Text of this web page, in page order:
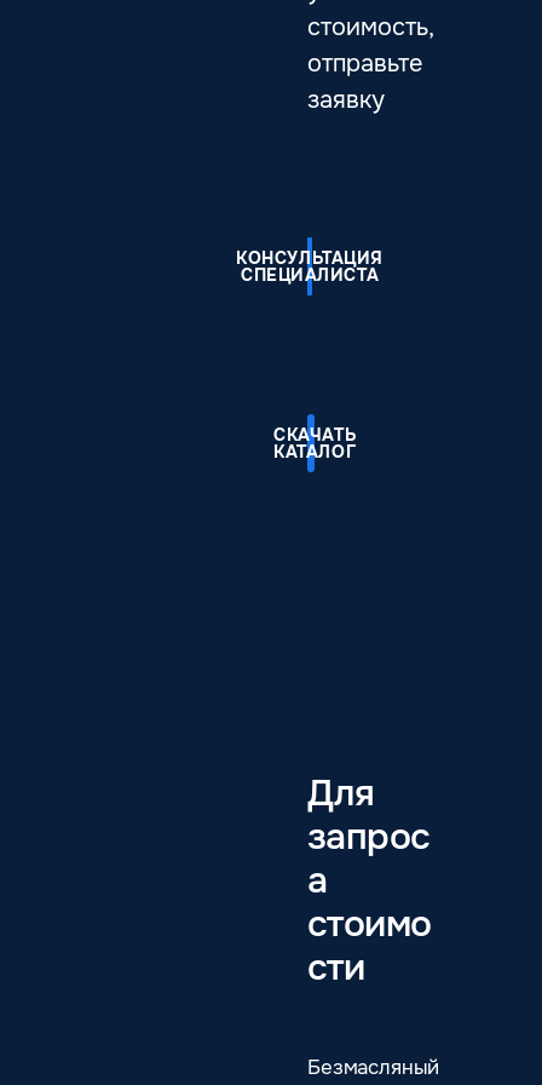
стоимость,
отправьте
заявку
КОНСУЛЬТАЦИЯ
СПЕЦИАЛИСТА
СКАЧАТЬ
КАТАЛОГ
Для
запрос
а
стоимо
сти
Безмасляный